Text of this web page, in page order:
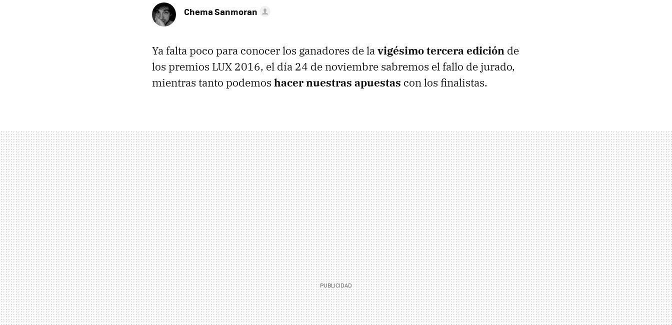
Chema Sanmoran
Ya falta poco para conocer los ganadores de lavigésimo tercera edición de
los premios LUX 2016, el día 24 de noviembre sabremos el fallo de jurado,
mientras tanto podemos hacer nuestras apuestas con los finalistas.